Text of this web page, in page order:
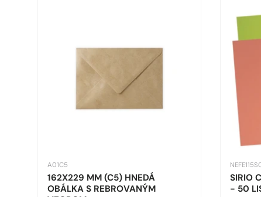
A01C5
162X229 MM (C5) HNEDÁ
OBÁLKA S REBROVANÝM
SIRIO
- 50